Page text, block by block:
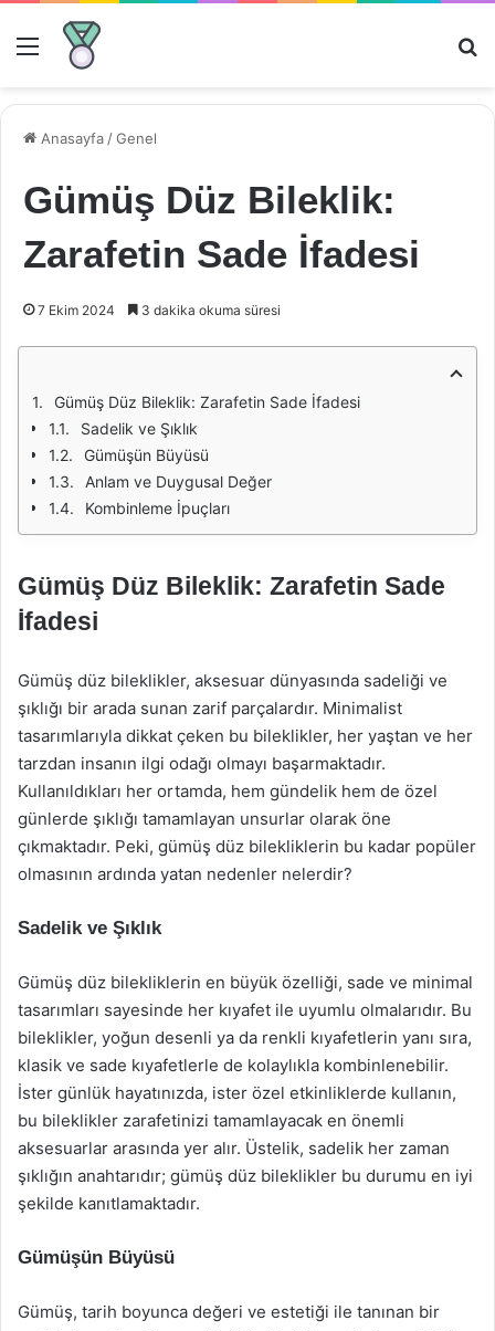
Menü
Anasayfa /Genel
Gümüş Düz Bileklik:
Zarafetin Sade İfadesi
7 Ekim 2024 3 dakika okuma süresi
Gümüş Düz Bileklik: Zarafetin Sade İfadesi
Sadelik ve Şıklık
Gümüşün Büyüsü
Anlam ve Duygusal Değer
Kombinleme İpuçları
Gümüş Düz Bileklik: Zarafetin Sade
İfadesi
Gümüş düz bileklikler, aksesuar dünyasında sadeliği ve
şıklığı bir arada sunan zarif parçalardır. Minimalist
tasarımlarıyla dikkat çeken bu bileklikler, her yaştan ve her
tarzdan insanın ilgi odağı olmayı başarmaktadır.
Kullanıldıkları her ortamda, hem gündelik hem de özel
günlerde şıklığı tamamlayan unsurlar olarak öne
çıkmaktadır. Peki, gümüş düz bilekliklerin bu kadar popüler
olmasının ardında yatan nedenler nelerdir?
Sadelik ve Şıklık
Gümüş düz bilekliklerin en büyük özelliği, sade ve minimal
tasarımları sayesinde her kıyafet ile uyumlu olmalarıdır. Bu
bileklikler, yoğun desenli ya da renkli kıyafetlerin yanı sıra,
klasik ve sade kıyafetlerle de kolaylıkla kombinlenebilir.
İster günlük hayatınızda, ister özel etkinliklerde kullanın,
bu bileklikler zarafetinizi tamamlayacak en önemli
aksesuarlar arasında yer alır. Üstelik, sadelik her zaman
şıklığın anahtarıdır; gümüş düz bileklikler bu durumu en iyi
şekilde kanıtlamaktadır.
Gümüşün Büyüsü
Gümüş, tarih boyunca değeri ve estetiği ile tanınan bir